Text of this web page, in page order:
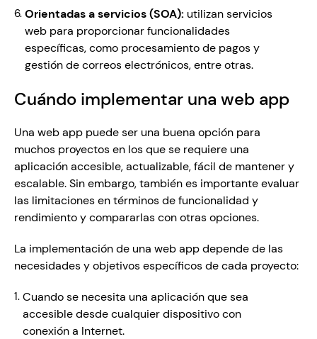
Orientadas a servicios (SOA): utilizan servicios
web para proporcionar funcionalidades
específicas, como procesamiento de pagos y
gestión de correos electrónicos, entre otras.
Cuándo implementar una web app
Una web app puede ser una buena opción para
muchos proyectos en los que se requiere una
aplicación accesible, actualizable, fácil de mantener y
escalable. Sin embargo, también es importante evaluar
las limitaciones en términos de funcionalidad y
rendimiento y compararlas con otras opciones.
La implementación de una web app depende de las
necesidades y objetivos específicos de cada proyecto:
Cuando se necesita una aplicación que sea
accesible desde cualquier dispositivo con
conexión a Internet.